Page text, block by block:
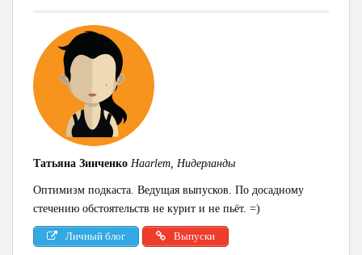
Татьяна Зинченко Haarlem, Нидерланды
Оптимизм подкаста. Ведущая выпусков. По досадному
стечению обстоятельств не курит и не пьёт. =)
Личный блог Выпуски